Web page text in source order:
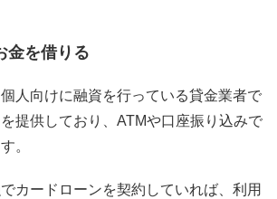
金を借りる
人向けに融資を行っている貸金業者で
提供しており、ATMや口座振り込みで
。
カードローンを契約していれば、利用